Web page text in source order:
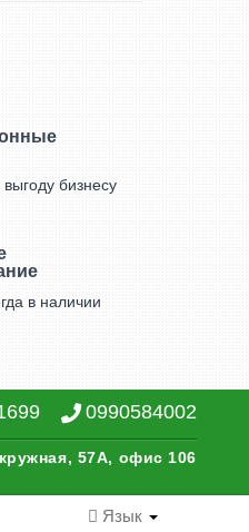
Язык
бизнесу
в наличии
0990584002
57А, офис 106